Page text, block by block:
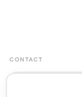
CONTACT